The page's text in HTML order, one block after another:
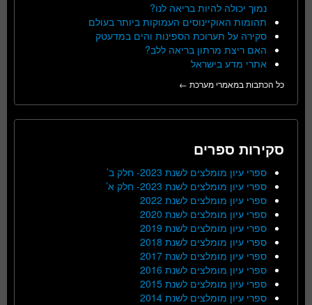
נמוך יכולה להיות בריאה לנו?
תהומות האוקיינוסים העמוקות ביותר בעולם
סקירה על תערוכת הספינות והים במדעטק
האם ריצת מרתון בריאה ללב?
אתרי מדע בישראל
כל הכתבות במאמרי מערכת ←
סקירות ספרים
ספרי עיון מומלצים לשנת 2023- חלק ב’
ספרי עיון מומלצים לשנת 2023- חלק א’
ספרי עיון מומלצים לשנת 2022
ספרי עיון מומלצים לשנת 2020
ספרי עיון מומלצים לשנת 2019
ספרי עיון מומלצים לשנת 2018
ספרי עיון מומלצים לשנת 2017
ספרי עיון מומלצים לשנת 2016
ספרי עיון מומלצים לשנת 2015
ספרי עיון מומלצים לשנת 2014